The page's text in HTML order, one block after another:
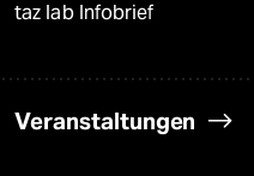
taz lab Infobrief
Veranstaltungen